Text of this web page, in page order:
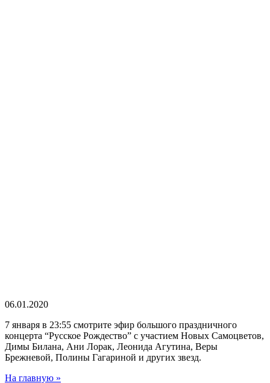
06.01.2020
7 января в 23:55 смотрите эфир большого праздничного
концерта “Русское Рождество” с участием Новых Самоцветов,
Димы Билана, Ани Лорак, Леонида Агутина, Веры
Брежневой, Полины Гагариной и других звезд.
На главную »